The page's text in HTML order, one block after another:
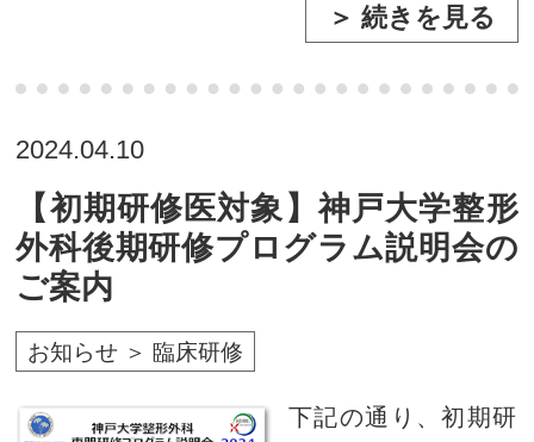
＞ 続きを見る
2024.04.10
【初期研修医対象】神戸大学整形
外科後期研修プログラム説明会の
ご案内
お知らせ ＞ 臨床研修
下記の通り、初期研